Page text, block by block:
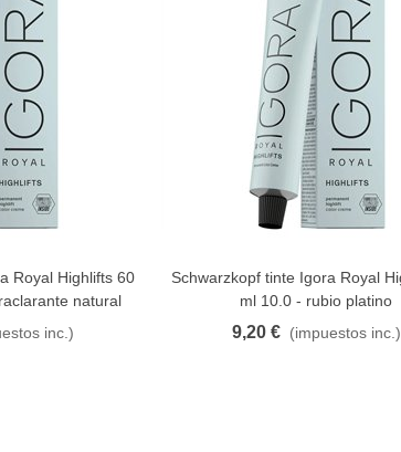
Royal Highlifts 60
natural
inc.)
FAVORITO
Schwarzkopf tinte Igora Royal
ml 10.0 - rubio platino
9,20 € (impuestos inc.)